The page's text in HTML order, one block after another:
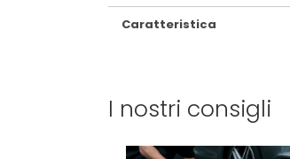
Caratteristica
I nostri consigli